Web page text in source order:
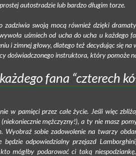
autostradzie lub bardzo długim torze.
swoją mocą również dzięki
uśmiech od ucha do ucha u każdego
i zimnej głowy, dlatego też decydując się
doświadczonego instruktora, który pomoże
fana “czterech
w pamięci przez całe życie. Jeśli więc
mężczyzny!), a ty nie masz
Wyobraź sobie zadowolenie na twarzy
odpowiedzialny przejazd
mógłby podarować ci taką